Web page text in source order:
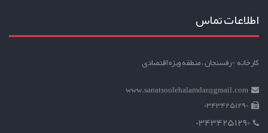
اطلاعات تماس
کارخانه -رفسنجان ، منطقه ویژه اقتصادی
www.sanatsoolehalamdar@gmail.com
03434251290
03434251290